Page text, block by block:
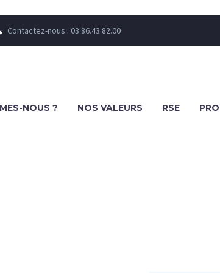
Contactez-nous : 03.86.43.82.00
NOUS ? NOS VALEURS RSE